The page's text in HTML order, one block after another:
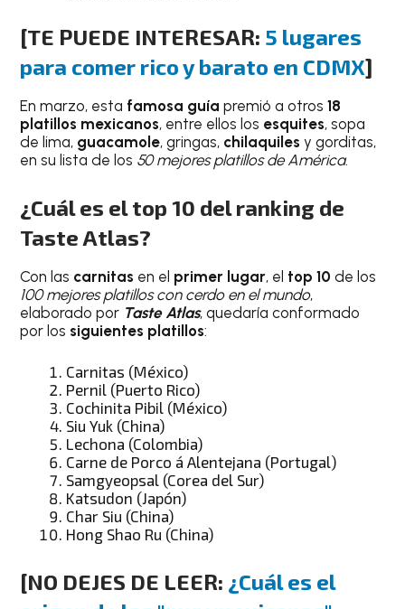
[TE PUEDE INTERESAR: 5 lugares
para comer rico y barato en CDMX]
En marzo, esta famosa guíapremió a otros18
platillos mexicanos, entre ellos los esquites, sopa
de lima, guacamole, gringas, chilaquilesy gorditas,
en su lista de los 50 mejores platillos de América.
¿Cuál es el top 10 del ranking de
Taste Atlas?
Con las carnitas en el primer lugar, el top 10 de los
100 mejores platillos con cerdo en el mundo,
elaborado por Taste Atlas, quedaría conformado
por los siguientes platillos:
Carnitas (México)
Pernil (Puerto Rico)
Cochinita Pibil (México)
Siu Yuk (China)
Lechona (Colombia)
Carne de Porco á Alentejana (Portugal)
Samgyeopsal (Corea del Sur)
Katsudon (Japón)
Char Siu (China)
Hong Shao Ru (China)
[NO DEJES DE LEER: ¿Cuál es el